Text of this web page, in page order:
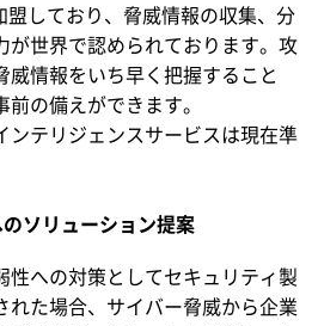
盟しており、脅威情報の収集、分
が世界で認められております。攻
威情報をいち早く把握すること
の備えができます。
テリジェンスサービスは現在準
ソリューション提案
性への対策としてセキュリティ製
れた場合、サイバー脅威から企業